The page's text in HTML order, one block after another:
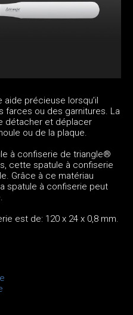
précieuse lorsqu’il
farces ou des garnitures. La
détacher et déplacer
ou de la plaque.
à confiserie de triangle®
cette spatule à confiserie
Grâce à ce matériau
spatule à confiserie peut
est de: 120 x 24 x 0,8 mm.